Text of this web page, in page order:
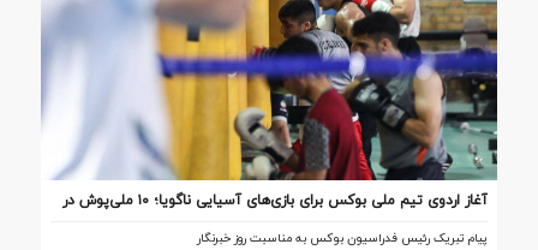
آغاز اردوی تیم ملی بوکس برای بازی‌های آسیایی ناگویا؛ ۱۰ ملی‌پوش در
پیام تبریک رئیس فدراسیون بوکس به مناسبت روز خبرنگار